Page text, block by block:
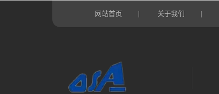
网站首页 关于我们